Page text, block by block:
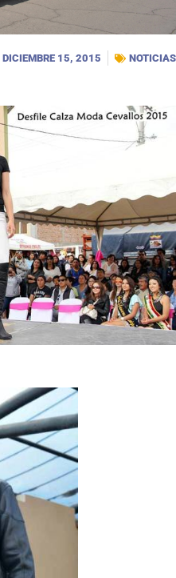
DICIEMBRE 15, 2015 NOTICIAS